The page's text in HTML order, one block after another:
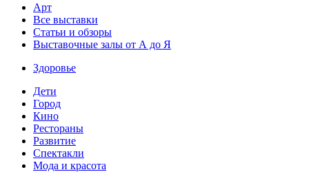
Арт
Все выставки
Статьи и обзоры
Выставочные залы от А до Я
Здоровье
Дети
Город
Кино
Рестораны
Развитие
Спектакли
Мода и красота